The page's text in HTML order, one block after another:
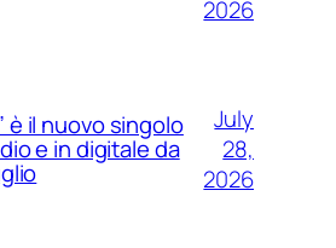
2026
è il nuovo singolo
e in digitale da
July
28,
2026